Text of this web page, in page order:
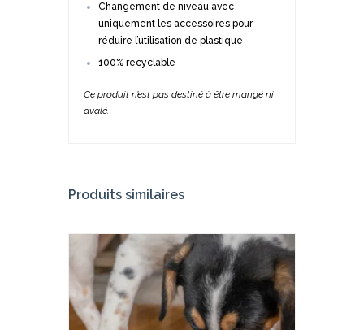
Changement de niveau avec
uniquement les accessoires pour
réduire l’utilisation de plastique
100% recyclable
Ce produit n’est pas destiné à être mangé ni
avalé.
Produits similaires